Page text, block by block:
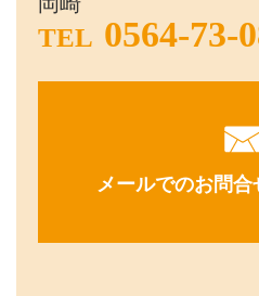
TEL 0564-73-
メールでのお問合